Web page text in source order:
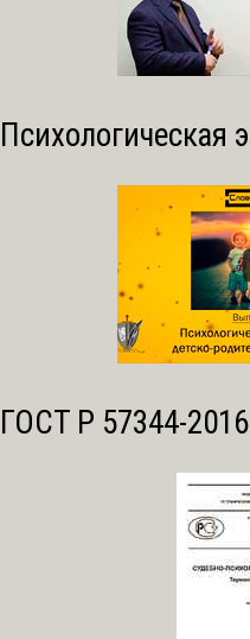
Психологическая
ГОСТ Р 57344-2016